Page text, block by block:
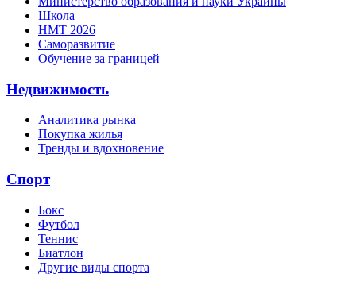
Школа
НМТ 2026
Саморазвитие
Обучение за границей
Недвижимость
Аналитика рынка
Покупка жилья
Тренды и вдохновение
Спорт
Бокс
Футбол
Теннис
Биатлон
Другие виды спорта